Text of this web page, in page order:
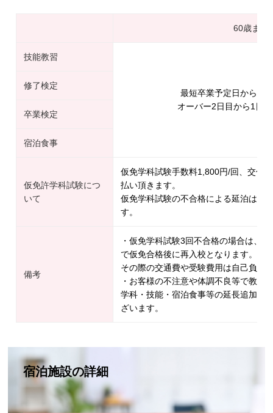
60歳まで
技能教習
最短卒業予定日から1
オーバー2日目から1日
修了検定
卒業検定
宿泊食事
仮免許学科試験につ
いて
仮免学科試験手数料1,800円/回、交付
払い頂きます。
仮免学科試験の不合格による延泊は1
す。
備考
・仮免学科試験3回不合格の場合は、
で仮免合格後に再入校となります。
その際の交通費や受験費用は自己負担
・お客様の不注意や体調不良等で教習
学科・技能・宿泊食事等の延長追加料
ざいます。
宿泊施設の詳細